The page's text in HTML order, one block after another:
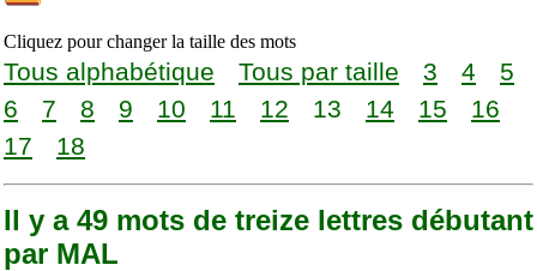
Cliquez pour changer la taille des mots
Tous alphabétique Tous par taille 3 4
5
6
7 8 9 10 11 12 13 14 15
16
17
18
Il y a 49 mots de treize lettres débutant
par MAL